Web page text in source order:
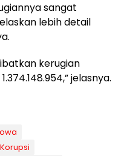
sangat
lebih detail
kerugian
jelasnya.
Korupsi